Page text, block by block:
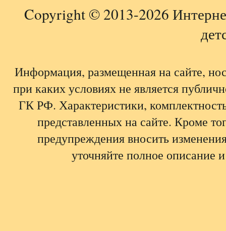
Copyright © 2013-2026
Информация, размещенная на сайте,
при каких условиях не является
ГК РФ. Характеристики,
представленных на сайте. Кроме
предупреждения вносить
уточняйте полное описание